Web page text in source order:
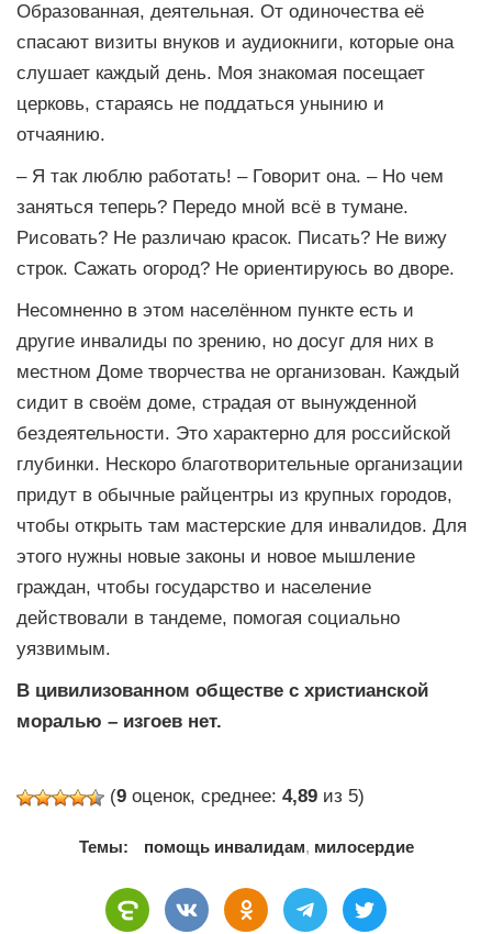
Образованная, деятельная. От одиночества её
спасают визиты внуков и аудиокниги, которые она
слушает каждый день. Моя знакомая посещает
церковь, стараясь не поддаться унынию и
отчаянию.
– Я так люблю работать! – Говорит она. – Но чем
заняться теперь? Передо мной всё в тумане.
Рисовать? Не различаю красок. Писать? Не вижу
строк. Сажать огород? Не ориентируюсь во дворе.
Несомненно в этом населённом пункте есть и
другие инвалиды по зрению, но досуг для них в
местном Доме творчества не организован. Каждый
сидит в своём доме, страдая от вынужденной
бездеятельности. Это характерно для российской
глубинки. Нескоро благотворительные организации
придут в обычные райцентры из крупных городов,
чтобы открыть там мастерские для инвалидов. Для
этого нужны новые законы и новое мышление
граждан, чтобы государство и население
действовали в тандеме, помогая социально
уязвимым.
В цивилизованном обществе с христианской
моралью – изгоев нет.
(9 оценок, среднее: 4,89 из 5)
Темы: помощь инвалидам, милосердие